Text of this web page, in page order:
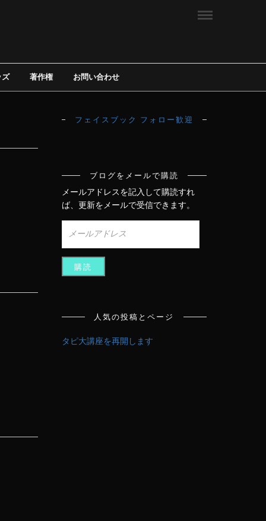
ズ 著作権 お問い合わせ
フェイスブック フォロー歓迎
ブログをメールで購読
メールアドレスを記入して購読すれ
ば、更新をメールで受信できます。
ー
ル
ド
人気の投稿とページ
タピ大講座を再開します